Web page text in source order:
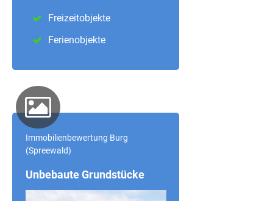
Freizeitobjekte
Ferienobjekte
Immobilienbewertung Burg
(Spreewald)
Unbebaute Grundstücke